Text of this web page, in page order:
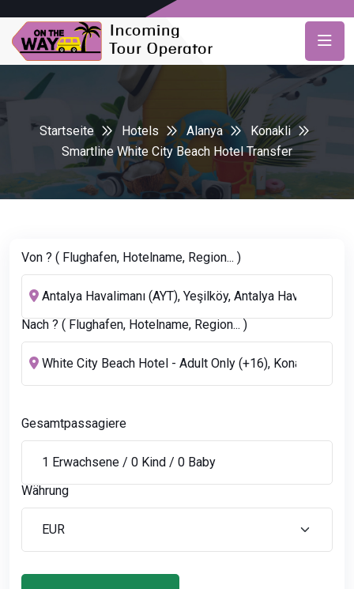
Startseite Hotels Alanya
Konakli
Smartline White City Beach Hotel Transfer
Von ? ( Flughafen, Hotelname, Region... )
Nach ? ( Flughafen, Hotelname, Region... )
Gesamtpassagiere
Währung